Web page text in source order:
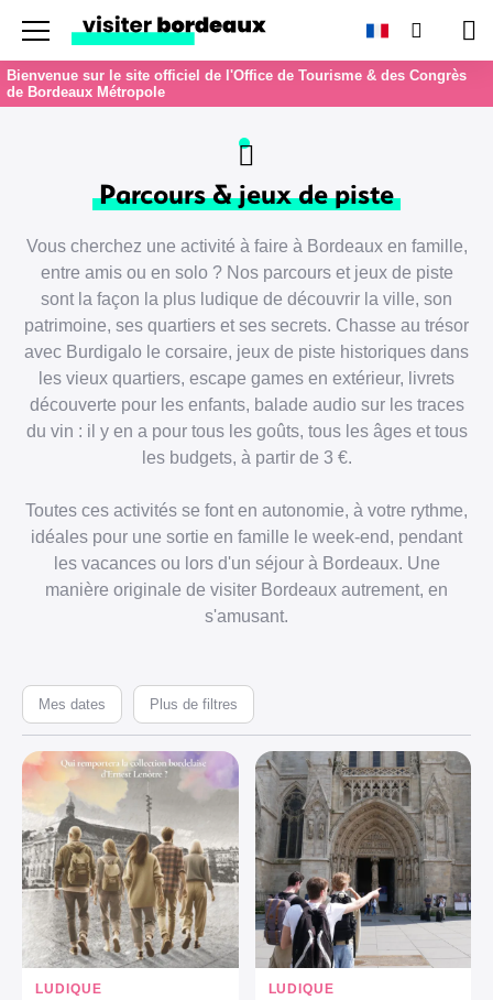
Menu
Bienvenue sur le site officiel de l'Office de Tourisme & des Congrès
de Bordeaux Métropole
Parcours & jeux de piste
Vous cherchez une activité à faire à Bordeaux en famille,
entre amis ou en solo ? Nos parcours et jeux de piste
sont la façon la plus ludique de découvrir la ville, son
patrimoine, ses quartiers et ses secrets. Chasse au trésor
avec Burdigalo le corsaire, jeux de piste historiques dans
les vieux quartiers, escape games en extérieur, livrets
découverte pour les enfants, balade audio sur les traces
du vin : il y en a pour tous les goûts, tous les âges et tous
les budgets, à partir de 3 €.
Toutes ces activités se font en autonomie, à votre rythme,
idéales pour une sortie en famille le week-end, pendant
les vacances ou lors d'un séjour à Bordeaux. Une
manière originale de visiter Bordeaux autrement, en
s'amusant.
Mes dates Plus de filtres
LUDIQUE LUDIQUE